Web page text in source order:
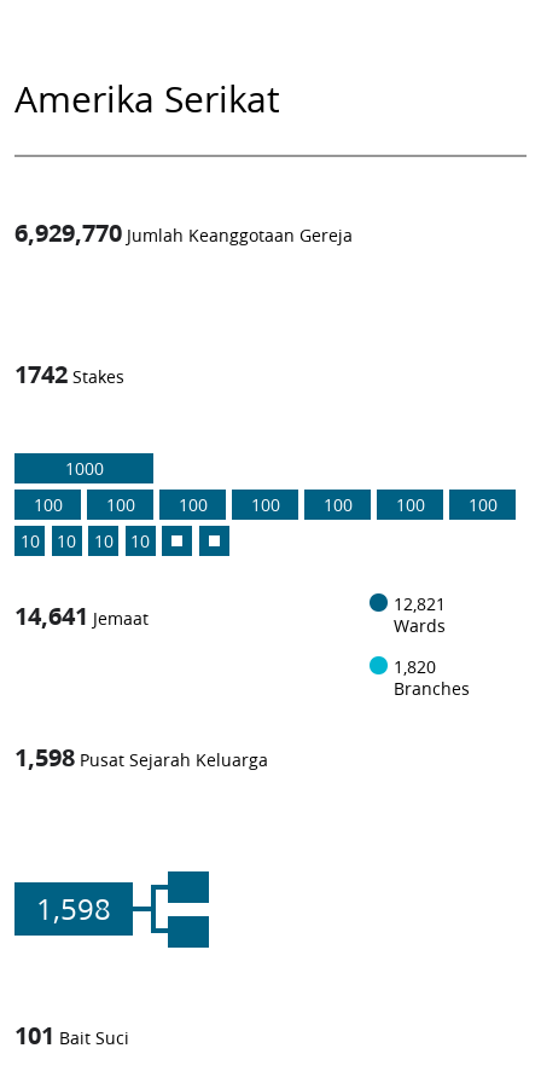
Amerika Serikat
6,929,770 Jumlah Keanggotaan Gereja
1742 Stakes
1000
100
100 100 100 100 100
100
10
10 10 10
14,641 Jemaat
12,821
Wards
1,820
Branches
1,598 Pusat Sejarah Keluarga
1,598
101 Bait Suci